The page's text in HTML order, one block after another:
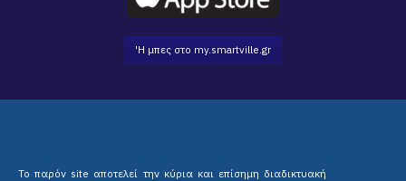
'Η μπες στο my.smartville.gr
Το παρόν site αποτελεί την κύρια και επίσημη διαδικτυακή